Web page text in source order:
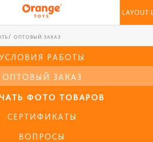
ОПТОВЫЙ ЗАКАЗ
УСЛОВИЯ РАБОТЫ
ОПТОВЫЙ ЗАКАЗ
ФОТО ТОВАРОВ
СЕРТИФИКАТЫ
ВОПРОСЫ